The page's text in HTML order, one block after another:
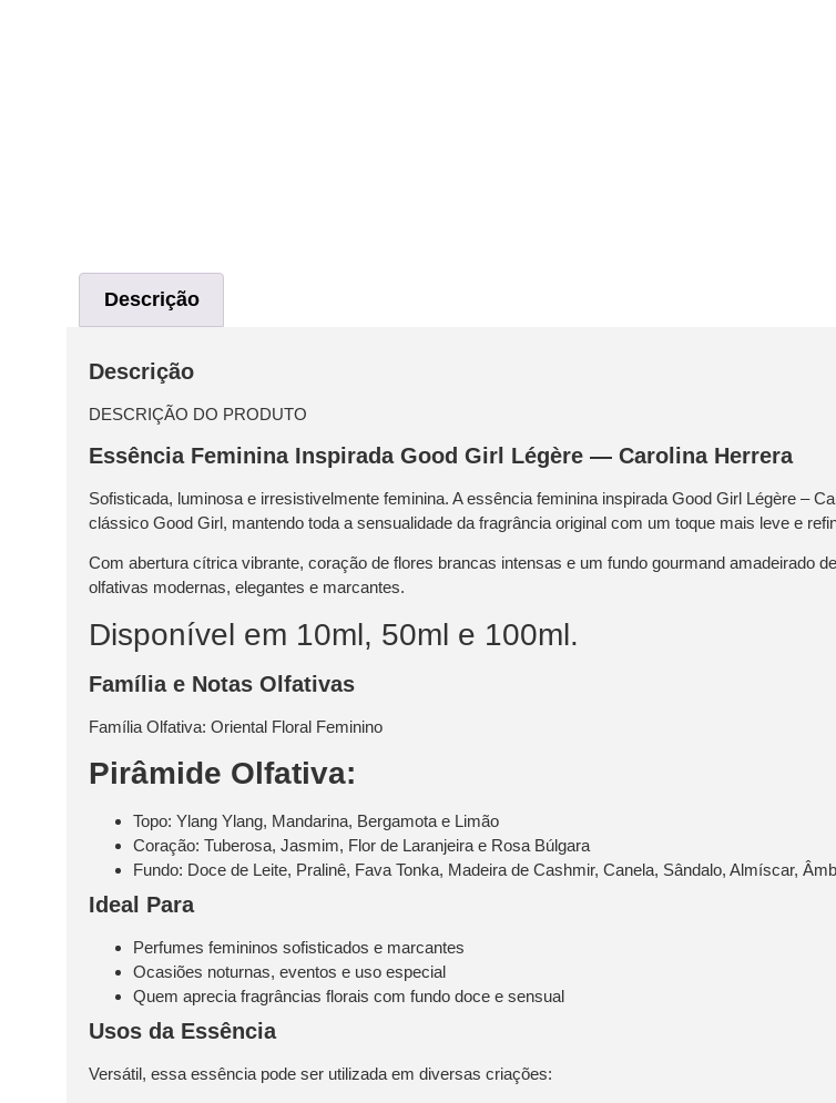
Descrição
Descrição
DESCRIÇÃO DO PRODUTO
Essência Feminina Inspirada Good Girl Légère — Carolina Herrera
Sofisticada, luminosa e irresistivelmente feminina. A essência feminina inspirada Good Girl Légère –
clássico Good Girl, mantendo toda a sensualidade da fragrância original com um toque mais leve e
Com abertura cítrica vibrante, coração de flores brancas intensas e um fundo gourmand amadeirado
olfativas modernas, elegantes e marcantes.
Disponível em 10ml, 50ml e 100ml.
Família e Notas Olfativas
Família Olfativa: Oriental Floral Feminino
Pirâmide Olfativa:
Topo: Ylang Ylang, Mandarina, Bergamota e Limão
Coração: Tuberosa, Jasmim, Flor de Laranjeira e Rosa Búlgara
Fundo: Doce de Leite, Pralinê, Fava Tonka, Madeira de Cashmir, Canela, Sândalo, Almíscar,
Ideal Para
Perfumes femininos sofisticados e marcantes
Ocasiões noturnas, eventos e uso especial
Quem aprecia fragrâncias florais com fundo doce e sensual
Usos da Essência
Versátil, essa essência pode ser utilizada em diversas criações: